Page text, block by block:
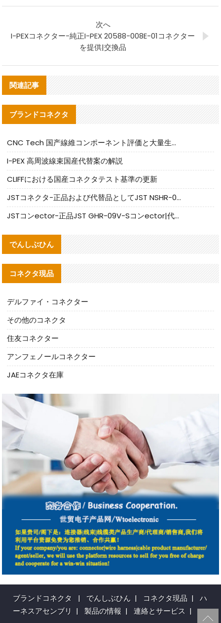
次へ
I-PEXコネクター-純正I-PEX 20588-008E-01コネクター
を提供|交換品
関連記事
ブランドコネクタ
CNC Tech 国产線維コンポーネント評価と大量生産適合ガイド
I-PEX 高周波線束国産代替案の解説
CLIFFにおける国産コネクタテスト基準の更新
JSTコネクタ-正品および代替品としてJST NSHR-02V-Sコネクタを提供します
JSTコンector-正品JST GHR-09V-Sコンector|代替品提供
でんしぶひん
コネクタ現品
デルファイ・コネクター
その他のコネクタ
住友コネクター
アンフェノールコネクター
JAEコネクタ在庫
ブランドコネクタ | でんしぶひん | コネクタ現品 |
ハ
ーネスアセンブリ | 製品の情報 | 連絡とサービス |